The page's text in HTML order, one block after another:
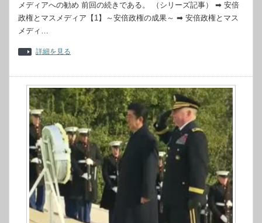
メディアへの勧め 前回の続きである。 （シリーズ記事） ➡ 安倍
政権とマスメディア【1】～安倍政権の成果～ ➡ 安倍政権とマス
メディ…
詳細を見る